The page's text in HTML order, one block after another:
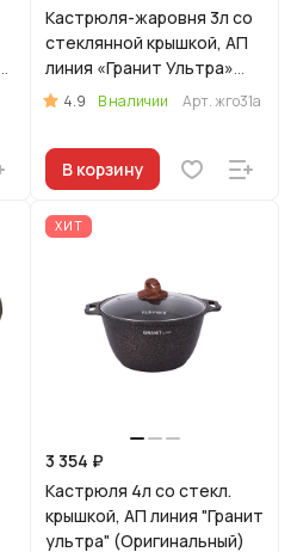
Кастрюля-жаровня 3л со
стеклянной крышкой, АП
линия «Гранит Ультра»
(Оригинальный)
4.9 В наличии Арт.жго31а
В корзину
ХИТ
3 354 ₽
Кастрюля 4л со стекл.
крышкой, АП линия "Гранит
ультра" (Оригинальный)